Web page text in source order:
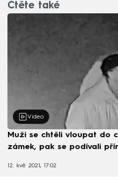
Čtěte také
Video
Muži se chtěli vloupat do
zámek, pak se podívali
12. kvě 2021, 17:02